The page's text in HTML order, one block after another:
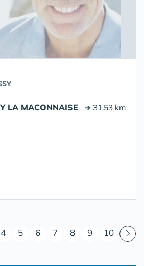
LA MACONNAISE ➔ 31.53 km
4 5 6 7 8 9 10